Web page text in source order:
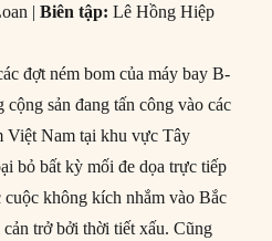
|Biên tập:Lê Hồng Hiệp
đợt ném bom của máy bay B-
sản đang tấn công vào các
Việt Nam tại khu vực Tây
bỏ bất kỳ mối đe dọa trực tiếp
cuộc không kích nhắm vào Bắc
trở bởi thời tiết xấu. Cũng